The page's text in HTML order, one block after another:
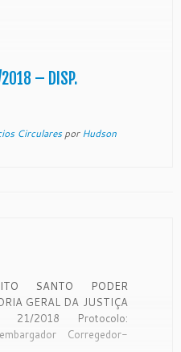
[…]
2018 – DISP.
CircularesporHudson
SANTO PODER
GERAL DA JUSTIÇA
21/2018 Protocolo:
Corregedor-